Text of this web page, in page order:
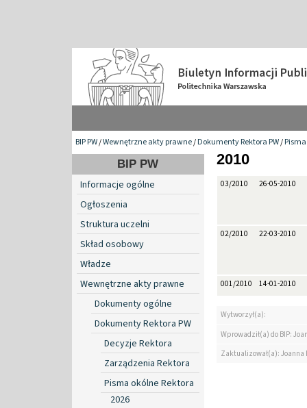
BIP PW/Wewnętrzne akty prawne/Dokumenty Rektora PW/
BIP PW
Informacje ogólne
Ogłoszenia
Struktura uczelni
Skład osobowy
Władze
Wewnętrzne akty prawne
Dokumenty ogólne
Dokumenty Rektora PW
Decyzje Rektora
Zarządzenia Rektora
Pisma okólne Rektora
2026
2010
03/2010 26-05-2010
02/2010 22-03-2010
001/2010 14-01-2010
Wytworzył(a):
Wprowadził(a) do BIP:
Zaktualizował(a):